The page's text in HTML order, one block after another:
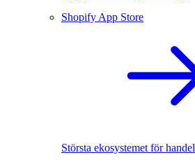
Shopify App Store
Största ekosystemet för handel